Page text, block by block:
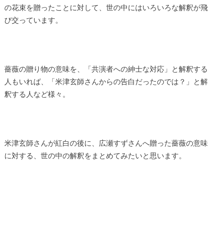
の花束を贈ったことに対して、世の中にはいろいろな解釈が飛
び交っています。
薔薇の贈り物の意味を、「共演者への紳士な対応」と解釈する
人もいれば、「米津玄師さんからの告白だったのでは？」と解
釈する人など様々。
米津玄師さんが紅白の後に、広瀬すずさんへ贈った薔薇の意味
に対する、世の中の解釈をまとめてみたいと思います。